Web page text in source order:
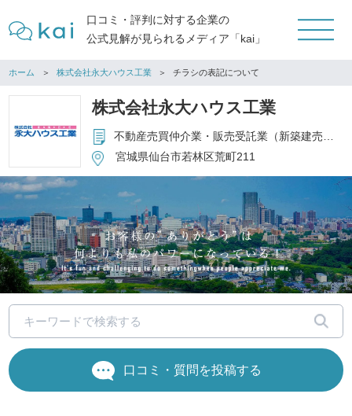
口コミ・評判に対する企業の
公式見解が見られるメディア「kai」
ホーム 株式会社永大ハウス工業 チラシの表記について
株式会社永大ハウス工業
不動産売買仲介業・販売受託業（新築建売等の販売代理）・不動産販売業（物件の買取・販売）
宮城県仙台市若林区荒町211
口コミ・質問を投稿する